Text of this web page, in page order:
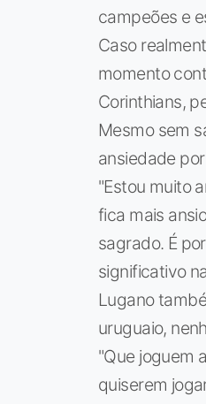
campeões e
Caso
momento
Corinthians,
Mesmo sem
ansiedade
"Estou muito
fica mais
sagrado. É
significativo
Lugano
uruguaio,
"Que joguem
quiserem